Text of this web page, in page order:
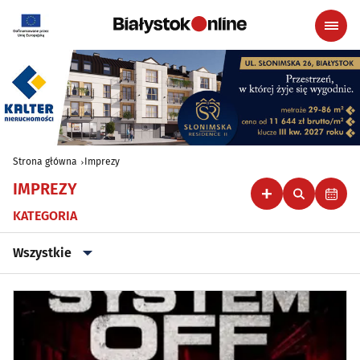
Strona główna Imprezy
IMPREZY
KATEGORIA
Wszystkie
Wszystkie
Klubowe, taneczne, granie do piwa (47)